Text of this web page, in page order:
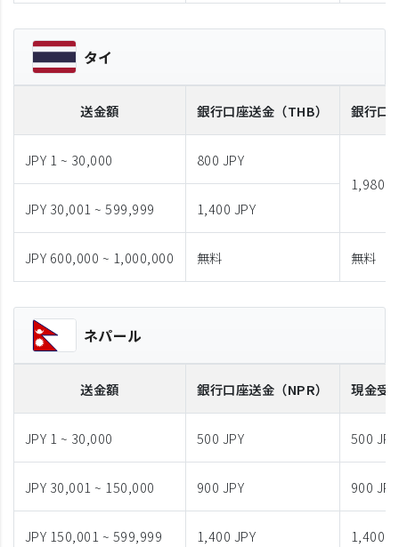
タイ
送金額 銀行口座送金 （THB） 銀行口
JPY 1 ~ 30,000
800 JPY
1,980
JPY 30,001 ~ 599,999
1,400 JPY
JPY 600,000 ~ 1,000,000 無料 無料
ネパール
送金額 銀行口座送金 （NPR） 現金受
JPY 1 ~ 30,000 500 JPY 500 JPY
JPY 30,001 ~ 150,000 900 JPY 900 JPY
JPY 150,001 ~ 599,999 1,400 JPY 1,400